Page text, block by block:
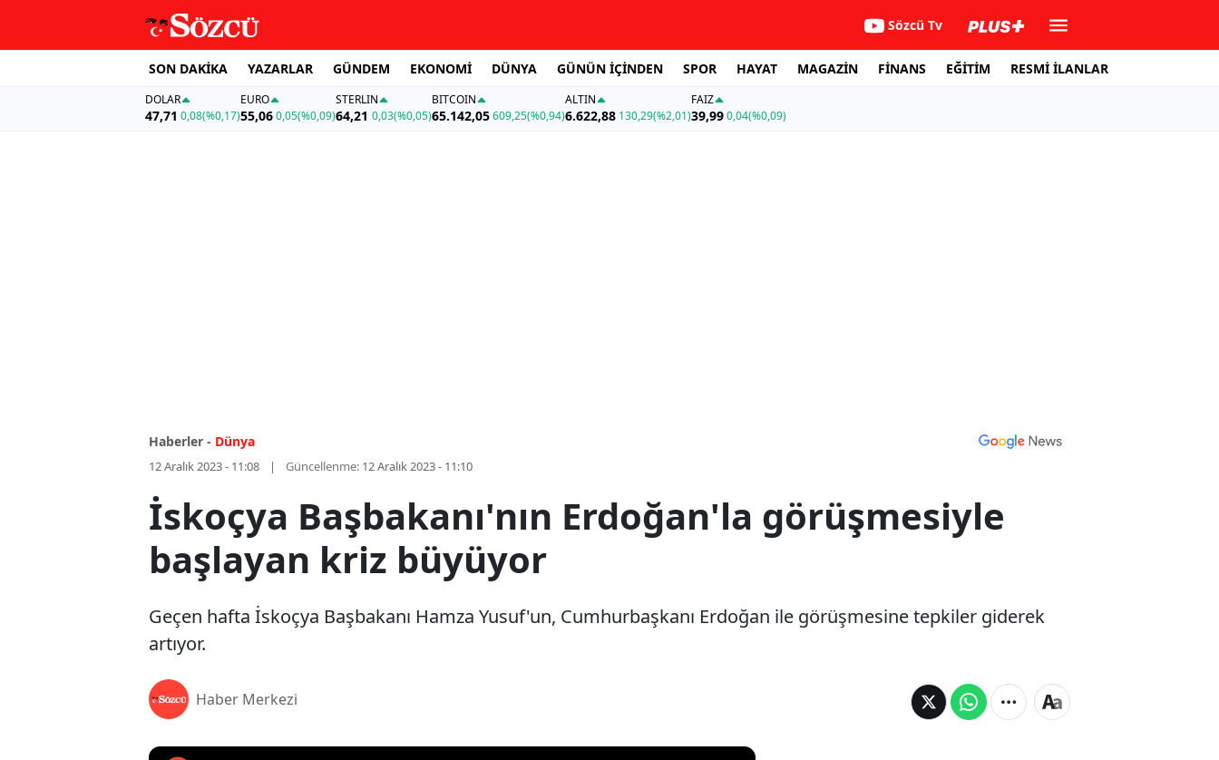
Sözcü Tv
SON DAKİKA YAZARLAR GÜNDEM EKONOMİ DÜNYA GÜNÜN İÇİNDEN SPOR HAYAT MAGAZİN FİNANS EĞİTİM RESMİ İLANLAR
DOLAR
47,71 0,08(%0,17)
EURO
55,06 0,05(%0,09)
STERLIN
64,21 0,03(%0,05)
BITCOIN
65.142,05609,25(%0,94)
ALTIN
6.622,88 130,29(%2,01)
FAİZ
39,990,04(%0,09)
Haberler - Dünya
12 Aralık 2023 - 11:08 Güncellenme: 12 Aralık 2023 - 11:10
İskoçya Başbakanı'nın Erdoğan'la görüşmesiyle
başlayan kriz büyüyor
Geçen hafta İskoçya Başbakanı Hamza Yusuf'un, Cumhurbaşkanı Erdoğan ile görüşmesine tepkiler giderek
artıyor.
Haber Merkezi